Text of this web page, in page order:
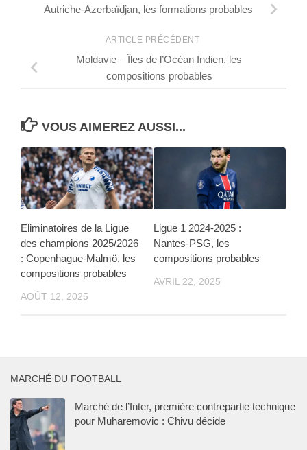
Autriche-Azerbaïdjan, les formations probables
ARTICLE PRÉCÉDENT
Moldavie – Îles de l’Océan Indien, les
compositions probables
VOUS AIMEREZ AUSSI...
Eliminatoires de la Ligue
des champions 2025/2026
: Copenhague-Malmö, les
compositions probables
AOÛT 12, 2025
Ligue 1 2024-2025 :
Nantes-PSG, les
compositions probables
AVRIL 22, 2025
MARCHÉ DU FOOTBALL
Marché de l’Inter, première contrepartie technique
pour Muharemovic : Chivu décide